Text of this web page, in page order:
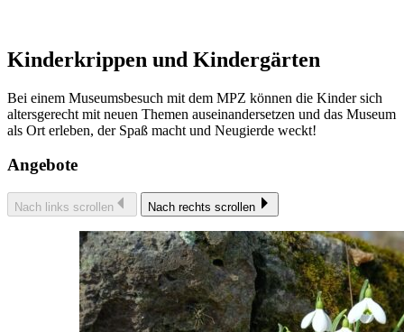
Kinderkrippen und Kindergärten
Bei einem Museumsbesuch mit dem MPZ können die Kinder sich
altersgerecht mit neuen Themen auseinandersetzen und das Museum
als Ort erleben, der Spaß macht und Neugierde weckt!
Angebote
Nach links scrollen Nach rechts scrollen